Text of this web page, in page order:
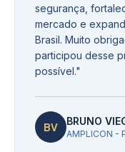
segurança,
mercado e
Brasil. Muito
participou desse
possível."
BV BRUNO
AMPLICON -